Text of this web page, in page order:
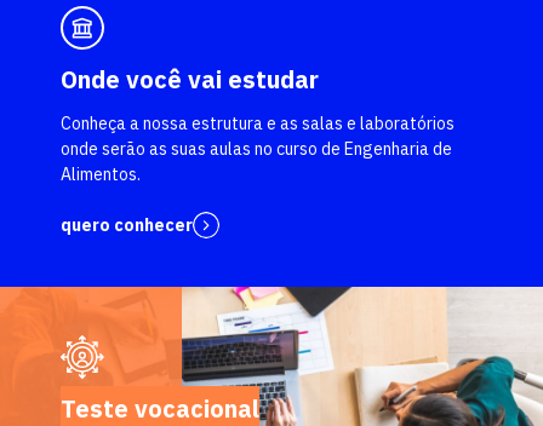
Onde você vai estudar
Conheça a nossa estrutura e as salas e laboratórios
onde serão as suas aulas no curso de Engenharia de
Alimentos.
quero conhecer
Teste vocacional